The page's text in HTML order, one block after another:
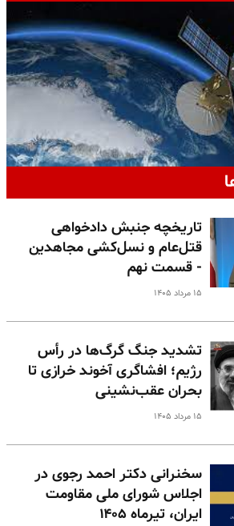
تاریخچه جنبش دادخواهی
قتل‌عام و نسل‌کشی مجاهدین
- قسمت نهم
۱۵ مرداد ۱۴۰۵
تشدید جنگ گرگ‌ها در رأس
رژیم؛ افشاگری آخوند خرازی تا
بحران عقب‌نشینی
۱۵ مرداد ۱۴۰۵
سخنرانی دکتر احمد رجوی در
اجلاس شورای ملی مقاومت
ایران، تیرماه ۱۴۰۵